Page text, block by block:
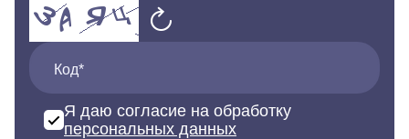
Код*
Я даю согласие на обработку
персональных данных